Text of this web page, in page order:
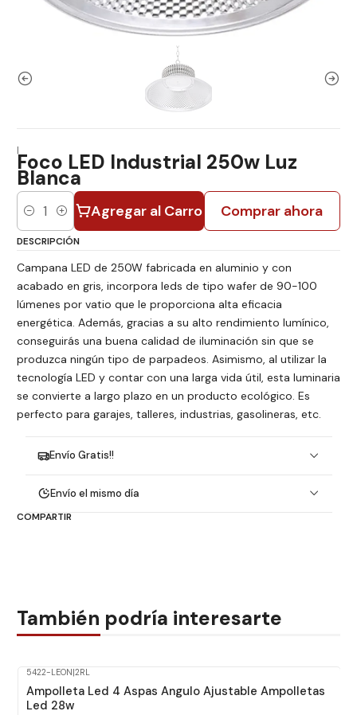
|Foco LED Industrial 250w Luz
Blanca
Cantidad Agregar al Carro Comprar ahora
DESCRIPCIÓN
Campana LED de 250W fabricada en aluminio y con
acabado en gris, incorpora leds de tipo wafer de 90-100
lúmenes por vatio que le proporciona alta eficacia
energética. Además, gracias a su alto rendimiento lumínico,
conseguirás una buena calidad de iluminación sin que se
produzca ningún tipo de parpadeos. Asimismo, al utilizar la
tecnología LED y contar con una larga vida útil, esta luminaria
se convierte a largo plazo en un producto ecológico. Es
perfecto para garajes, talleres, industrias, gasolineras, etc.
Envío Gratis!!
Envío el mismo día
COMPARTIR
También podría interesarte
5422-LEON|2RL
Ampolleta Led 4 Aspas Angulo Ajustable Ampolletas
Led 28w